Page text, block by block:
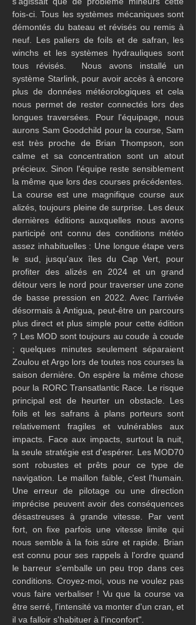
fois-ci. Tous les systèmes mécaniques sont
démontés du bateau et révisés ou remis à
neuf. Les paliers de foils et de safran, les
winchs et les systèmes hydrauliques sont
tous révisés.  Nous avons installé un
système Starlink, pour avoir accès à encore
plus de données météorologiques et cela
nous permet de rester connectés lors des
longues traversées. Pour l'équipage, nous
aurons Sam Goodchild pour la course, Sam
est très proche de Brian Thompson, son
calme et sa concentration sont un atout
précieux. Sinon l'équipe reste sensiblement
la même que lors des courses précédentes.
La course est une magnifique course aux
alizés, toujours pleine de surprise. Les deux
dernières éditions auxquelles nous avons
participé ont connu des conditions météo
assez inhabituelles : Une longue étape vers
le sud, jusqu'aux îles du Cap Vert, pour
profiter des alizés en 2024 et un grand
détour vers le nord pour traverser une zone
de basse pression en 2022. Avec l'arrivée
désormais à Antigua, peut-être un parcours
plus direct et plus simple pour cette édition
? Les MOD sont toujours au coude à coude
; quelques minutes seulement séparaient
Zoulou et Argo lors de toutes nos courses la
saison dernière. On espère la même chose
pour la RORC Transatlantic Race. Le risque
principal est de heurter un obstacle. Les
foils et les safrans à plans porteurs sont
relativement fragiles et vulnérables aux
impacts. Face aux impacts, surtout la nuit,
la seule stratégie est d'espérer. Les MOD70
sont robustes et prêts pour ce type de
navigation. Le maillon faible, c'est l'humain.
Une erreur de pilotage ou une direction
imprécise peuvent avoir des conséquences
désastreuses à grande vitesse. Par vent
fort, on fixe parfois une vitesse limite qui
nous semble à la fois sûre et rapide. Brian
est connu pour ses rappels à l'ordre quand
le barreur s'emballe un peu trop dans ces
conditions. Croyez-moi, vous ne voulez pas
vous faire verbaliser ! Vu que la course va
être serré, l'intensité va monter d'un cran, et
il va falloir s'habituer à l'inconfort".